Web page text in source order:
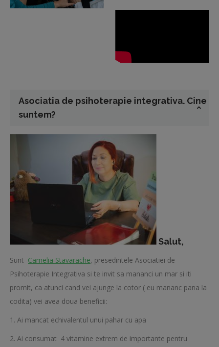
Asociatia de psihoterapie integrativa. Cine
suntem?
Salut,
Sunt Camelia Stavarache, presedintele Asociatiei de
Psihoterapie Integrativa si te invit sa mananci un mar si iti
promit, ca atunci cand vei ajunge la cotor ( eu mananc pana la
codita) vei avea doua beneficii:
1. Ai mancat echivalentul unui pahar cu apa
2. Ai consumat 4 vitamine extrem de importante pentru